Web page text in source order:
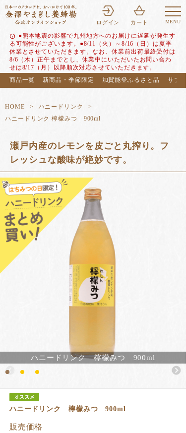
MENU
ログイン カート
info ●熊本地震の影響で九州地方へのお届けに遅延が発生す
る可能性がございます。●8/11（火）～8/16（日）は夏季
休業とさせていただきます。なお、休業前出荷最終受付は
8/6（木）正午までとし、休業中にいただいたお問い合わ
せは8/17（月）以降順次対応させていただきます。
商品一覧
新商品・季節限定 加賀能登ふるさと品 サブ
HOME
ハニードリンク
ハニードリンク 檸檬みつ 900ml
瀬戸内産のレモンを皮ごと丸搾り。フ
レッシュな酸味が絶妙です。
ハニードリンク 檸檬みつ 900ml
ハニードリンク 檸檬みつ 900ml
販売価格